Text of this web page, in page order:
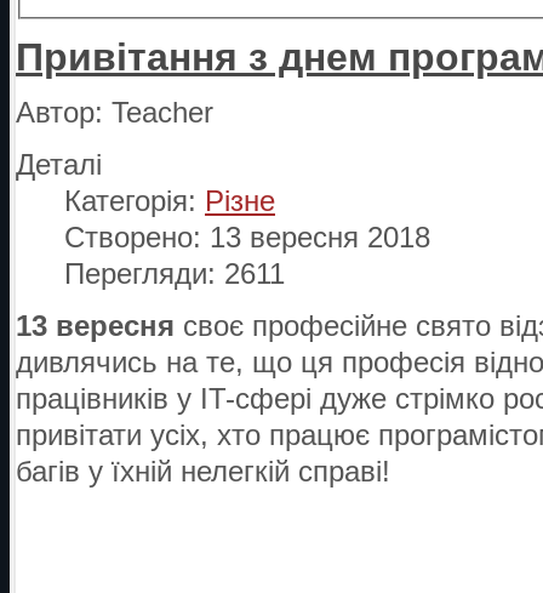
Привітання з днем
Автор: Teacher
Деталі
Категорія: Різне
Створено: 13 вересня 2018
Перегляди: 2611
13 вересня своє професійне свято
дивлячись на те, що ця професія
працівників у IT-сфері дуже стрімко
привітати усіх, хто працює
багів у їхній нелегкій справі!